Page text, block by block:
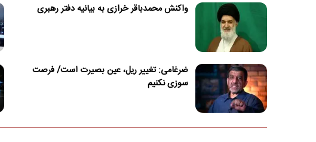
واکنش محمدباقر خرازی به بیانیه دفتر رهبری
ضرغامی: تغییر ریل، عین بصیرت است/ فرصت
سوزی نکنیم